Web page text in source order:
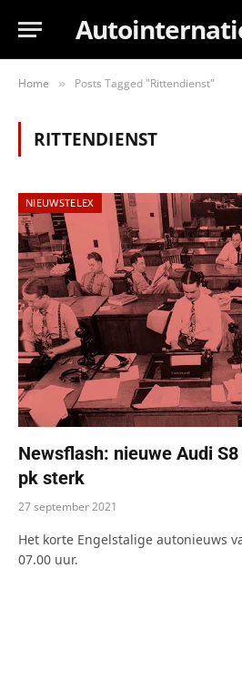
Home » Posts Tagged "Rittendienst"
RITTENDIENST
NIEUWSTELEX
Newsflash: nieuwe Audi
pk sterk
27 september 2021
Het korte Engelstalige autonieuws
07.00 uur.